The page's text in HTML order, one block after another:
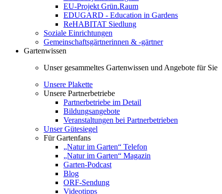
EU-Projekt Grün.Raum
EDUGARD - Education in Gardens
ReHABITAT Siedlung
Soziale Einrichtungen
Gemeinschaftsgärtnerinnen & -gärtner
Gartenwissen
Unser gesammeltes Gartenwissen und Angebote für Sie
Unsere Plakette
Unsere Partnerbetriebe
Partnerbetriebe im Detail
Bildungsangebote
Veranstaltungen bei Partnerbetrieben
Unser Gütesiegel
Für Gartenfans
„Natur im Garten“ Telefon
„Natur im Garten“ Magazin
Garten-Podcast
Blog
ORF-Sendung
Videotipps